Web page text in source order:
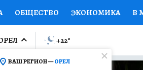
ОБЩЕСТВО ЭКОНОМИКА В
ПРОИСШЕСТВИЯ
МИР СЕМЬЯ
ВАШ РЕГИОН —ОРЕЛ
+22°